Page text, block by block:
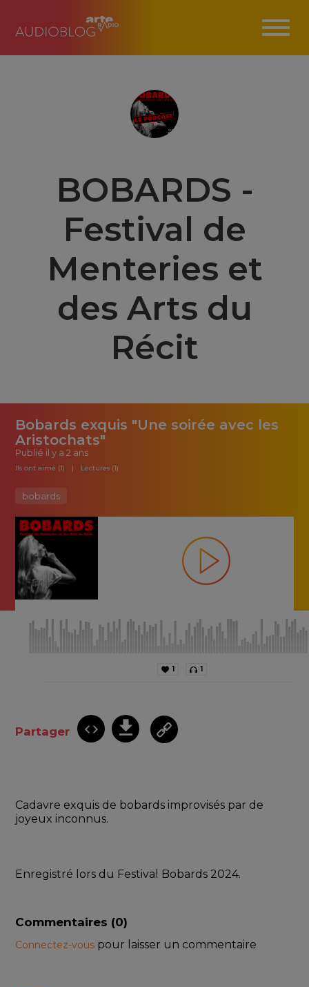
BOBARDS -
Festival de
Menteries et
des Arts du
Récit
Bobards exquis "Une soirée avec les
Aristochats"
Publié il y a 2 ans
Ils ont aimé (1) Lectures (1)
bobards
1 1
Partager
Cadavre exquis de bobards improvisés par de
joyeux inconnus.
Enregistré lors du Festival Bobards 2024.
Commentaires (0)
Connectez-vous pour laisser un commentaire